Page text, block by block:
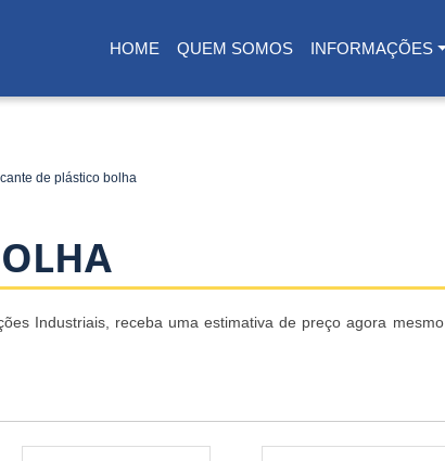
HOME
(CURRENT)
QUEM SOMOS INFORMAÇÕES
de plástico bolha
Industriais, receba uma estimativa de preço agora mesmo